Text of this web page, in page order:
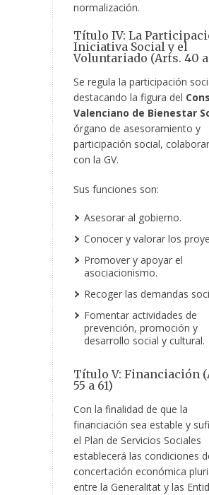
normalización.
Título IV: La
Iniciativa Social y el
Voluntariado (Arts. 40 a
Se regula la participación
destacando la figura del
Valenciano de Bienestar
órgano de asesoramiento y
participación social,
con la GV.
Sus funciones son:
Asesorar al gobierno.
Conocer y valorar los
Promover y apoyar el
asociacionismo.
Recoger las demandas
Fomentar actividades de
prevención, promoción y
desarrollo social y cultural.
Título V: Financiación
55 a 61)
Con la finalidad de que la
financiación sea estable y
el Plan de Servicios Sociales
establecerá las condiciones
concertación económica
entre la Generalitat y las